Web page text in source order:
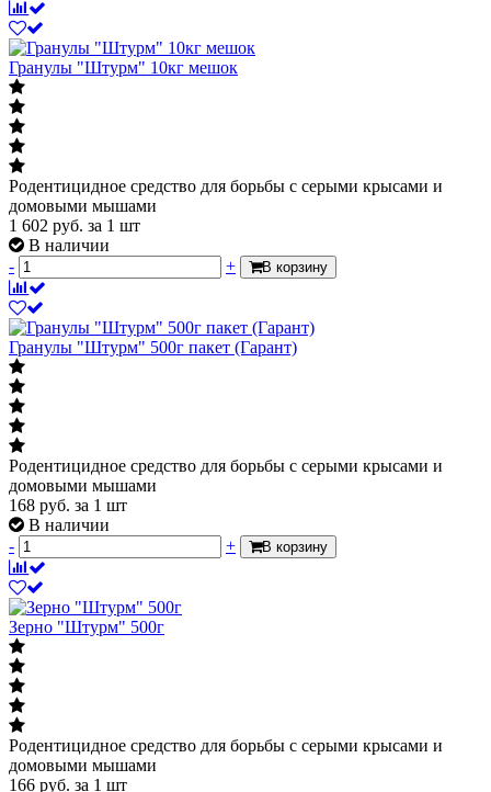
Гранулы "Штурм" 10кг мешок
Родентицидное средство для борьбы с серыми крысами и
домовыми мышами
1 602 руб. за 1 шт
В наличии
-
+ В корзину
Гранулы "Штурм" 500г пакет (Гарант)
Родентицидное средство для борьбы с серыми крысами и
домовыми мышами
168 руб. за 1 шт
В наличии
-
+ В корзину
Зерно "Штурм" 500г
Родентицидное средство для борьбы с серыми крысами и
домовыми мышами
166 руб. за 1 шт